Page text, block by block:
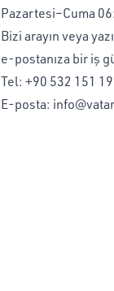
Pazartesi–Cuma
Bizi arayın veya
e-postanıza bir iş
Tel: +90 532 151
E-posta: